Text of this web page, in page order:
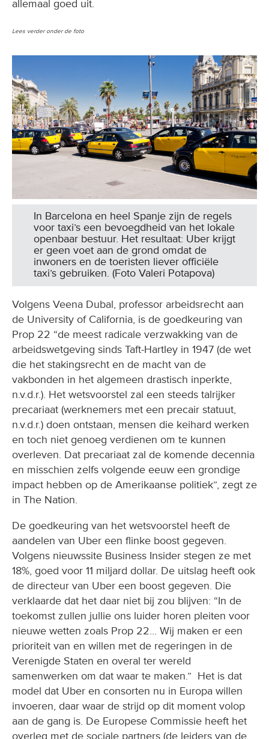
allemaal goed uit.
Lees verder onder de foto
In Barcelona en heel Spanje zijn de regels
voor taxi’s een bevoegdheid van het lokale
openbaar bestuur. Het resultaat: Uber krijgt
er geen voet aan de grond omdat de
inwoners en de toeristen liever officiële
taxi’s gebruiken. (Foto Valeri Potapova)
Volgens Veena Dubal, professor arbeidsrecht aan
de University of California, is de goedkeuring van
Prop 22 “de meest radicale verzwakking van de
arbeidswetgeving sinds Taft-Hartley in 1947 (de wet
die het stakingsrecht en de macht van de
vakbonden in het algemeen drastisch inperkte,
n.v.d.r.). Het wetsvoorstel zal een steeds talrijker
precariaat (werknemers met een precair statuut,
n.v.d.r.) doen ontstaan, mensen die keihard werken
en toch niet genoeg verdienen om te kunnen
overleven. Dat precariaat zal de komende decennia
en misschien zelfs volgende eeuw een grondige
impact hebben op de Amerikaanse politiek”, zegt ze
in The Nation.
De goedkeuring van het wetsvoorstel heeft de
aandelen van Uber een flinke boost gegeven.
Volgens nieuwssite Business Insider stegen ze met
18%, goed voor 11 miljard dollar. De uitslag heeft ook
de directeur van Uber een boost gegeven. Die
verklaarde dat het daar niet bij zou blijven: “In de
toekomst zullen jullie ons luider horen pleiten voor
nieuwe wetten zoals Prop 22... Wij maken er een
prioriteit van en willen met de regeringen in de
Verenigde Staten en overal ter wereld
samenwerken om dat waar te maken.” Het is dat
model dat Uber en consorten nu in Europa willen
invoeren, daar waar de strijd op dit moment volop
aan de gang is. De Europese Commissie heeft het
overleg met de sociale partners (de leiders van de